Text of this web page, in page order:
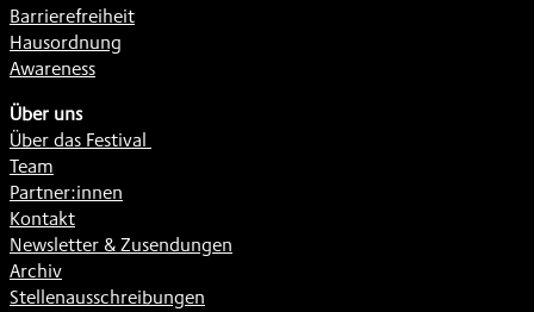
Barrierefreiheit
Hausordnung
Awareness
Über uns
Über das Festival
Team
Partner:innen
Kontakt
Newsletter & Zusendungen
Archiv
Stellenausschreibungen